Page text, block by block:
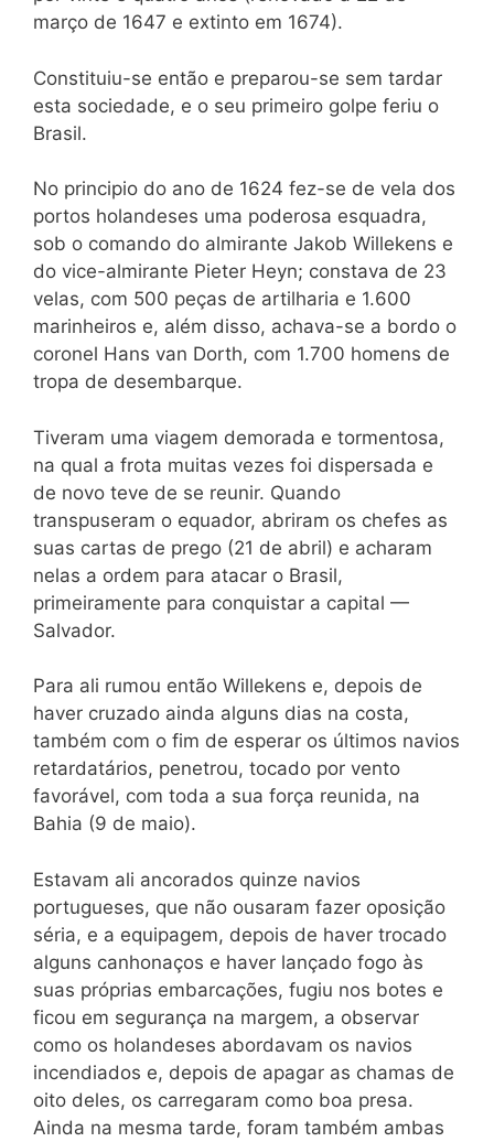
março de 1647 e extinto em 1674).
Constituiu-se então e preparou-se sem tardar
esta sociedade, e o seu primeiro golpe feriu o
Brasil.
No principio do ano de 1624 fez-se de vela dos
portos holandeses uma poderosa esquadra,
sob o comando do almirante Jakob Willekens e
do vice-almirante Pieter Heyn; constava de 23
velas, com 500 peças de artilharia e 1.600
marinheiros e, além disso, achava-se a bordo o
coronel Hans van Dorth, com 1.700 homens de
tropa de desembarque.
Tiveram uma viagem demorada e tormentosa,
na qual a frota muitas vezes foi dispersada e
de novo teve de se reunir. Quando
transpuseram o equador, abriram os chefes as
suas cartas de prego (21 de abril) e acharam
nelas a ordem para atacar o Brasil,
primeiramente para conquistar a capital —
Salvador.
Para ali rumou então Willekens e, depois de
haver cruzado ainda alguns dias na costa,
também com o fim de esperar os últimos navios
retardatários, penetrou, tocado por vento
favorável, com toda a sua força reunida, na
Bahia (9 de maio).
Estavam ali ancorados quinze navios
portugueses, que não ousaram fazer oposição
séria, e a equipagem, depois de haver trocado
alguns canhonaços e haver lançado fogo às
suas próprias embarcações, fugiu nos botes e
ficou em segurança na margem, a observar
como os holandeses abordavam os navios
incendiados e, depois de apagar as chamas de
oito deles, os carregaram como boa presa.
Ainda na mesma tarde, foram também ambas